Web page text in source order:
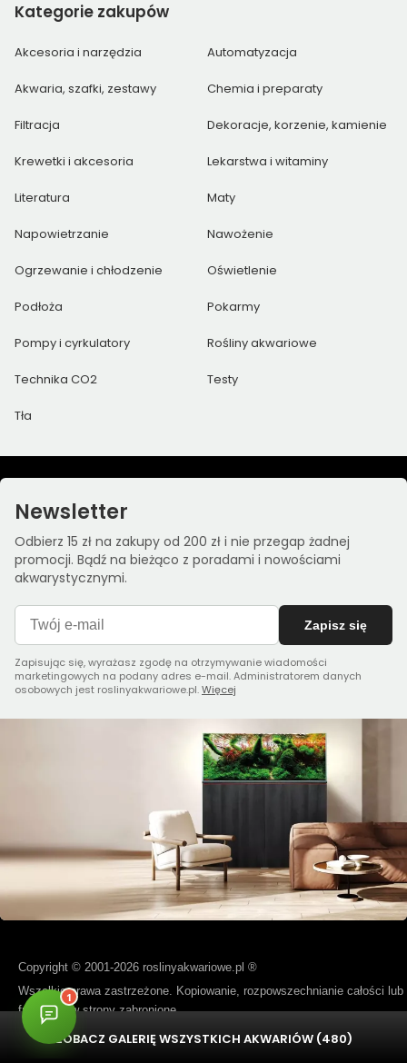
ZOBACZ GALERIĘ WSZYSTKICH AKWARIÓW (480)
Kategorie zakupów
Akcesoria i narzędzia Automatyzacja
Akwaria, szafki, zestawy Chemia i preparaty
Filtracja Dekoracje, korzenie, kamienie
Krewetki i akcesoria Lekarstwa i witaminy
Literatura Maty
Napowietrzanie Nawożenie
Ogrzewanie i chłodzenie Oświetlenie
Podłoża Pokarmy
Pompy i cyrkulatory Rośliny akwariowe
Technika CO2 Testy
Tła
Newsletter
Odbierz 15 zł na zakupy od 200 zł i nie przegap żadnej
promocji. Bądź na bieżąco z poradami i nowościami
akwarystycznymi.
Zapisz się
Zapisując się, wyrażasz zgodę na otrzymywanie wiadomości
marketingowych na podany adres e-mail. Administratorem danych
osobowych jest roslinyakwariowe.pl.Więcej
Copyright © 2001-2026 roslinyakwariowe.pl ®
Wszelkie prawa zastrzeżone. Kopiowanie, rozpowszechnianie całości lub
fragmentów strony zabronione.